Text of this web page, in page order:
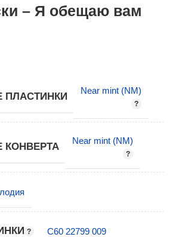
– Я обещаю вам
ПЛАСТИНКИ
Near mint (NM)
КОНВЕРТА
Near mint (NM)
С60 22799 009